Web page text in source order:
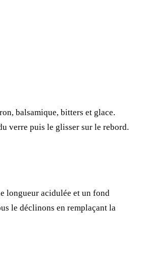
balsamique, bitters et glace.
verre puis le glisser sur le rebord.
longueur acidulée et un fond
le déclinons en remplaçant la